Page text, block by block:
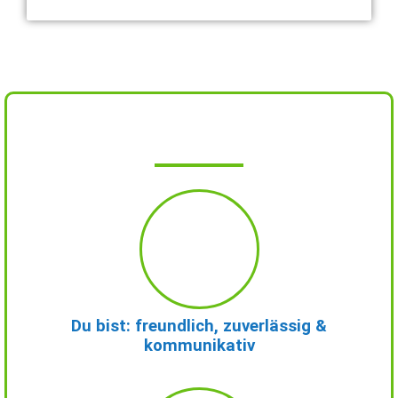
Du bist: freundlich, zuverlässig &
kommunikativ